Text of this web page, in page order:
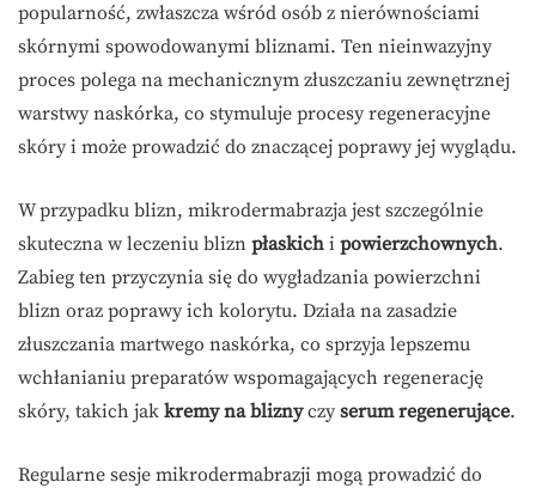
popularność, zwłaszcza wśród osób z nierównościami
skórnymi spowodowanymi bliznami. Ten nieinwazyjny
proces polega na mechanicznym złuszczaniu zewnętrznej
warstwy naskórka, co stymuluje procesy regeneracyjne
skóry i może prowadzić do znaczącej poprawy jej wyglądu.
W przypadku blizn, mikrodermabrazja jest szczególnie
skuteczna w leczeniu blizn płaskich i powierzchownych.
Zabieg ten przyczynia się do wygładzania powierzchni
blizn oraz poprawy ich kolorytu. Działa na zasadzie
złuszczania martwego naskórka, co sprzyja lepszemu
wchłanianiu preparatów wspomagających regenerację
skóry, takich jak kremy na bliznyczy serum regenerujące.
Regularne sesje mikrodermabrazji mogą prowadzić do